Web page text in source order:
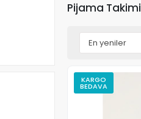
Pijama Takimi
KARGO
BEDAVA